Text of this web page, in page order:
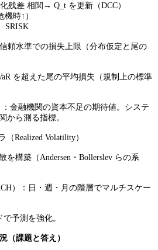
残差 相関→ Q_t を更新（DCC）
時↑）
SRISK
頼水準での損失上限（分布仮定と尾の
を超えた尾の平均損失（規制上の標準
：金融機関の資本不足の期待値。システ
から測る指標。
Realized Volatility）
を構築（Andersen・Bollerslev らの系
）：日・週・月の階層でマルチスケー
予測を強化。
（課題と答え）